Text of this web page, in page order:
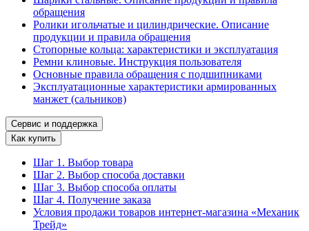
обращения
Ролики игольчатые и цилиндрические. Описание
продукции и правила обращения
Стопорные кольца: характеристики и эксплуатация
Ремни клиновые. Инструкция пользователя
Основные правила обращения с подшипниками
Эксплуатационные характеристики армированных
манжет (сальников)
Сервис и поддержка
Как купить
Шаг 1. Выбор товара
Шаг 2. Выбор способа доставки
Шаг 3. Выбор способа оплаты
Шаг 4. Получение заказа
Условия продажи товаров интернет-магазина «Механик
Трейд»